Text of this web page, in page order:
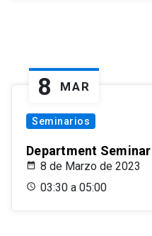
8 MAR
Seminarios
Department
8 de Marzo de 2023
03:30 a 05:00